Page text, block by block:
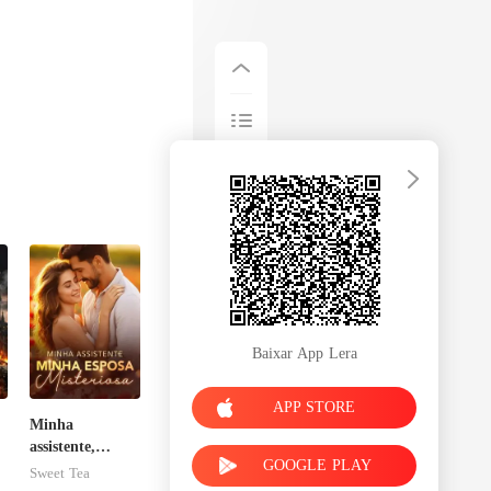
Minha
assistente,
minha esposa
Sweet Tea
Baixar App Lera
APP STORE
GOOGLE PLAY